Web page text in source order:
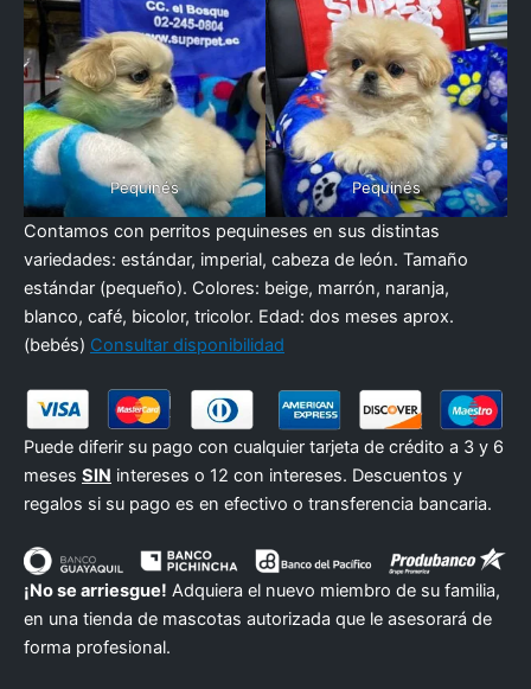
Pequinés Pequinés
Contamos con perritos pequineses en sus distintas
variedades: estándar, imperial, cabeza de león. Tamaño
estándar (pequeño). Colores: beige, marrón, naranja,
blanco, café, bicolor, tricolor. Edad: dos meses aprox.
(bebés) Consultar disponibilidad
Puede diferir su pago con cualquier tarjeta de crédito a 3 y 6
meses SIN intereses o 12 con intereses. Descuentos y
regalos si su pago es en efectivo o transferencia bancaria.
¡No se arriesgue! Adquiera el nuevo miembro de su familia,
en una tienda de mascotas autorizada que le asesorará de
forma profesional.